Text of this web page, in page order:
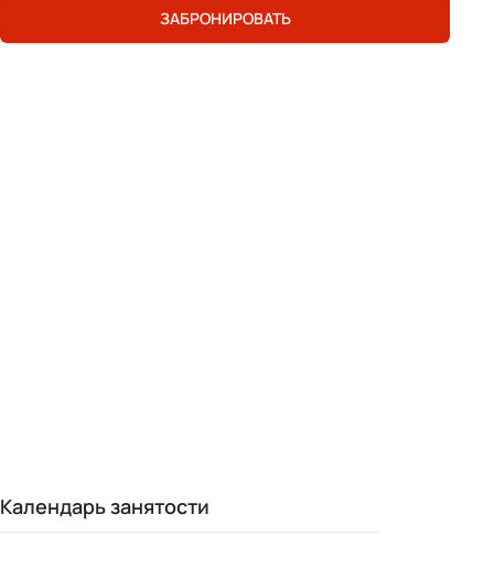
ЗАБРОНИРОВАТЬ
Календарь занятости